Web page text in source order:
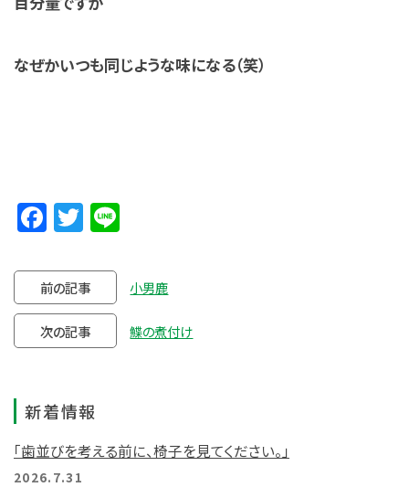
なぜかいつも同じような味になる（笑）
Facebook
Twitter
前の記事 小男鹿
次の記事 鰈の煮付け
新着情報
「歯並びを考える前に、椅子を見てください。」
2026.7.31